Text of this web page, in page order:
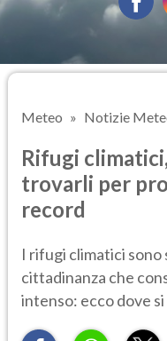
Meteo Notizie
Rifugi
trovarli per
record
I rifugi climatici
cittadinanza che
intenso: ecco dove